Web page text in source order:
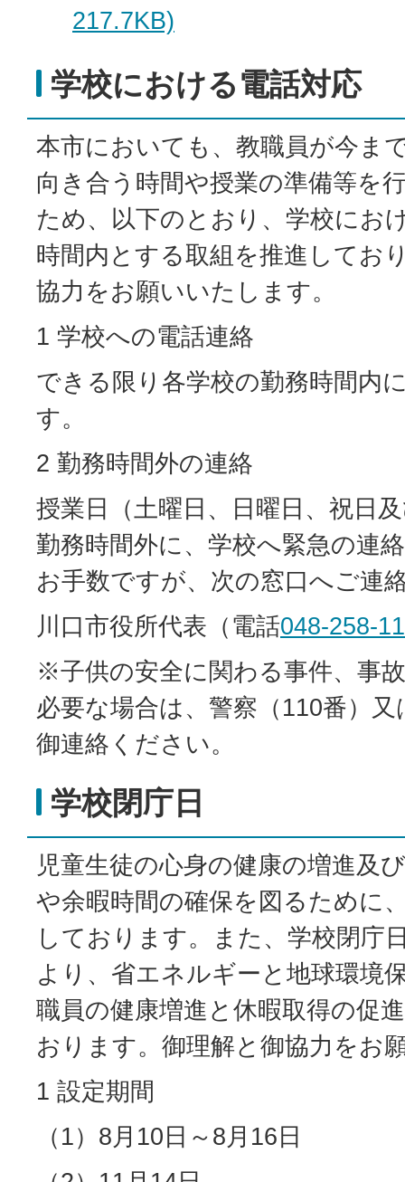
217.7KB)
学校における電話対応
本市においても、教職員が今ま
向き合う時間や授業の準備等を
ため、以下のとおり、学校にお
時間内とする取組を推進してお
協力をお願いいたします。
1 学校への電話連絡
できる限り各学校の勤務時間内
す。
2 勤務時間外の連絡
授業日（土曜日、日曜日、祝日
勤務時間外に、学校へ緊急の連
お手数ですが、次の窓口へご連
川口市役所代表（電話048-258-
※子供の安全に関わる事件、事
必要な場合は、警察（110番）
御連絡ください。
学校閉庁日
児童生徒の心身の健康の増進及
や余暇時間の確保を図るために
しております。また、学校閉庁
より、省エネルギーと地球環境
職員の健康増進と休暇取得の促
おります。御理解と御協力をお
1 設定期間
（1）8月10日～8月16日